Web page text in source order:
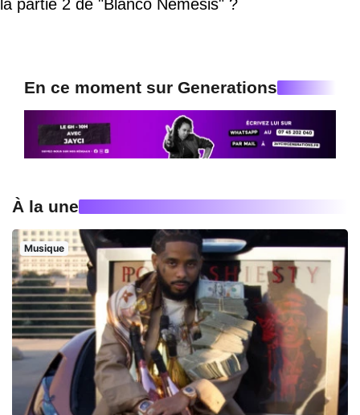
la partie 2 de "Blanco Nemesis" ?
En ce moment sur Generations
À la une
Musique